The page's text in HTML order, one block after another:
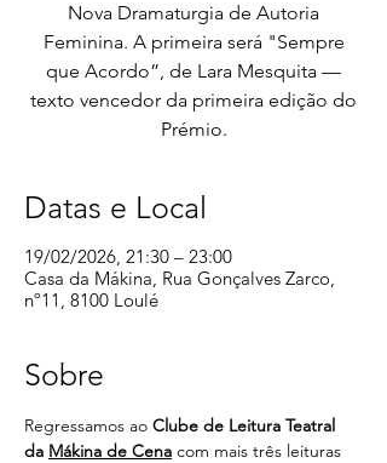
Nova Dramaturgia de Autoria
Feminina. A primeira será "Sempre
que Acordo”, de Lara Mesquita —
texto vencedor da primeira edição do
Prémio.
Datas e Local
19/02/2026, 21:30 – 23:00
Casa da Mákina, Rua Gonçalves Zarco,
nº11, 8100 Loulé
Sobre
Regressamos ao Clube de Leitura Teatral
da Mákina de Cena com mais três leituras